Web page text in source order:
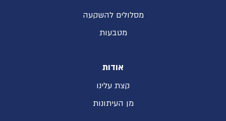
מסלולים להשקעה
מטבעות
אודות
קצת עלינו
מן העיתונות